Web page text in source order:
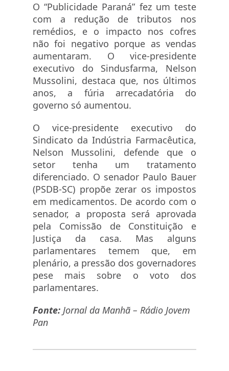
O “Publicidade Paraná” fez um teste
com a redução de tributos nos
remédios, e o impacto nos cofres
não foi negativo porque as vendas
aumentaram. O vice-presidente
executivo do Sindusfarma, Nelson
Mussolini, destaca que, nos últimos
anos, a fúria arrecadatória do
governo só aumentou.
O vice-presidente executivo do
Sindicato da Indústria Farmacêutica,
Nelson Mussolini, defende que o
setor tenha um tratamento
diferenciado. O senador Paulo Bauer
(PSDB-SC) propõe zerar os impostos
em medicamentos. De acordo com o
senador, a proposta será aprovada
pela Comissão de Constituição e
Justiça da casa. Mas alguns
parlamentares temem que, em
plenário, a pressão dos governadores
pese mais sobre o voto dos
parlamentares.
Fonte: Jornal da Manhã – Rádio Jovem
Pan